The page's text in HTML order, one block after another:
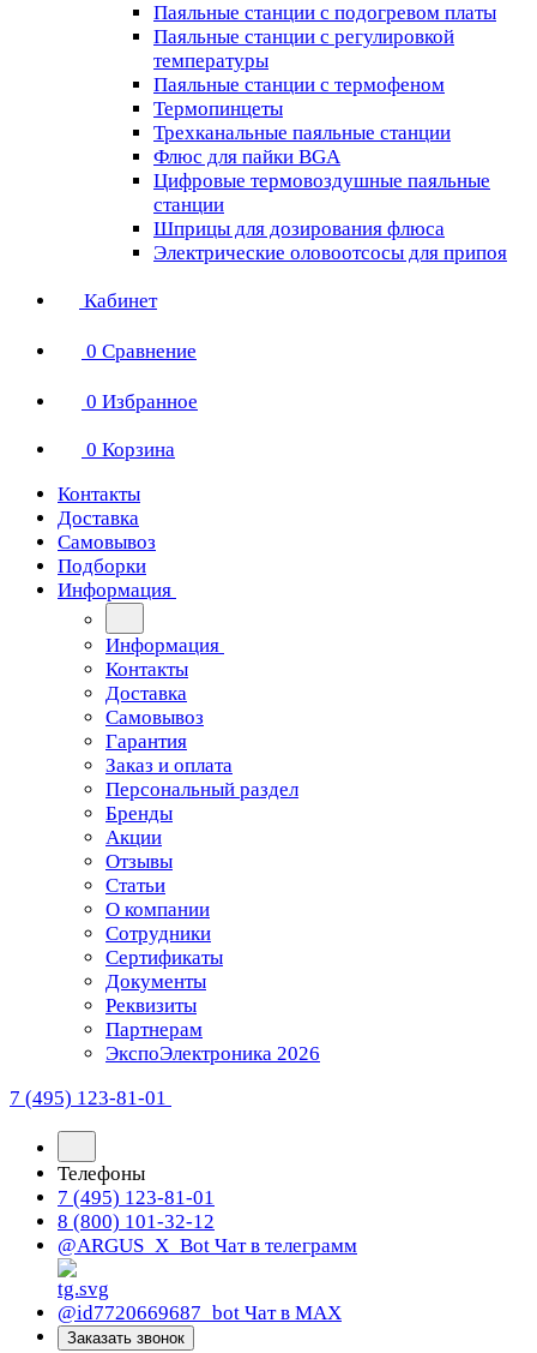
Паяльные станции с подогревом платы
Паяльные станции с регулировкой
температуры
Паяльные станции с термофеном
Термопинцеты
Трехканальные паяльные станции
Флюс для пайки BGA
Цифровые термовоздушные паяльные
станции
Шприцы для дозирования флюса
Электрические оловоотсосы для припоя
Кабинет
0 Сравнение
0 Избранное
0 Корзина
Контакты
Доставка
Самовывоз
Подборки
Информация
Информация
Контакты
Доставка
Самовывоз
Гарантия
Заказ и оплата
Персональный раздел
Бренды
Акции
Отзывы
Статьи
О компании
Сотрудники
Сертификаты
Документы
Реквизиты
Партнерам
ЭкспоЭлектроника 2026
7 (495) 123-81-01
Телефоны
7 (495) 123-81-01
8 (800) 101-32-12
@ARGUS_X_Bot Чат в телеграмм
@id7720669687_bot Чат в МАХ
Заказать звонок